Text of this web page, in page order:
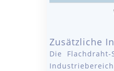
Zusätzliche
Die